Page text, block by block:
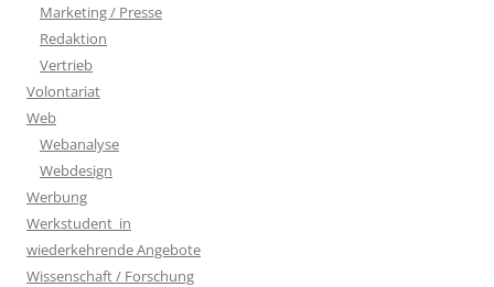
Marketing / Presse
Redaktion
Vertrieb
Volontariat
Web
Webanalyse
Webdesign
Werbung
Werkstudent_in
wiederkehrende Angebote
Wissenschaft / Forschung